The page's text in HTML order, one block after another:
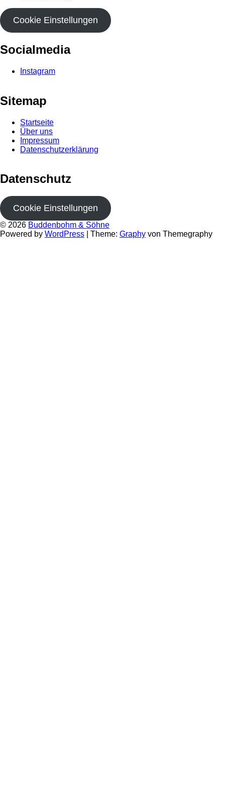
Cookie Einstellungen
Socialmedia
Instagram
Sitemap
Startseite
Über uns
Impressum
Datenschutzerklärung
Datenschutz
Cookie Einstellungen
© 2026 Buddenbohm & Söhne
Powered by WordPress Theme: Graphy von Themegraphy